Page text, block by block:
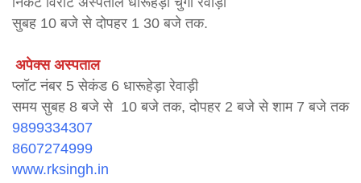
सुबह 10 बजे से दोपहर 1 30 बजे तक.
अपेक्स अस्पताल
प्लॉट नंबर 5 सेकंड 6 धारूहेड़ा रेवाड़ी
समय सुबह 8 बजे से 10 बजे तक, दोपहर 2 बजे से शाम 7 बजे तक
9899334307
8607274999
www.rksingh.in